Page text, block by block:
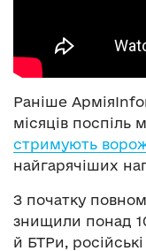
Раніше
місяців поспіль
стримують
найгарячіших
З початку
знищили понад
й БТРи,